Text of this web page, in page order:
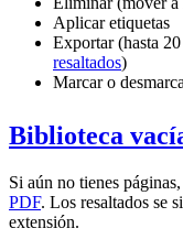
Aplicar etiquetas
Exportar (hasta
resaltados)
Marcar o
Biblioteca
Si aún no tienes
PDF. Los resaltados se
extensión.